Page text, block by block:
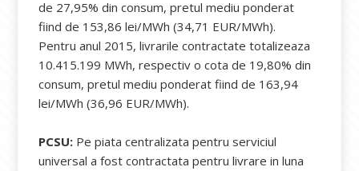
de 27,95% din consum, pretul mediu ponderat
fiind de 153,86 lei/MWh (34,71 EUR/MWh).
Pentru anul 2015, livrarile contractate totalizeaza
10.415.199 MWh, respectiv o cota de 19,80% din
consum, pretul mediu ponderat fiind de 163,94
lei/MWh (36,96 EUR/MWh).
PCSU: Pe piata centralizata pentru serviciul
universal a fost contractata pentru livrare in luna